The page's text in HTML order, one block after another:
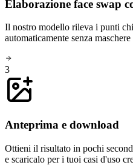
Elaborazione face swap
Il nostro modello rileva i punti
automaticamente senza
3
Anteprima e download
Ottieni il risultato in pochi
e scaricalo per i tuoi casi d'uso